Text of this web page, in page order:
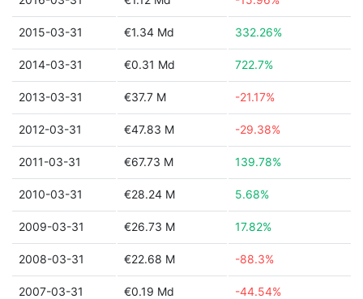
2015-03-31 €1.34 Md 332.26%
2014-03-31 €0.31 Md 722.7%
2013-03-31 €37.7 M -21.17%
2012-03-31 €47.83 M -29.38%
2011-03-31 €67.73 M 139.78%
2010-03-31 €28.24 M 5.68%
2009-03-31 €26.73 M 17.82%
2008-03-31 €22.68 M -88.3%
2007-03-31 €0.19 Md -44.54%